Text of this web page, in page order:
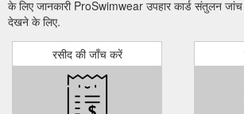
के लिए जानकारी ProSwimwear उपहार कार्ड संतुलन
देखने के लिए.
रसीद की जाँच करें